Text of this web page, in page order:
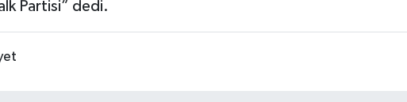
Partisi” dedi.